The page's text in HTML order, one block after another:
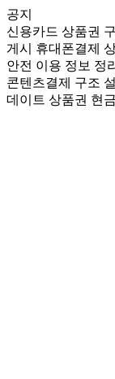
공지
신용카드 상품권
게시
휴대폰결제
안전 이용 정보 정리
콘텐츠결제 구조
데이트 상품권 현